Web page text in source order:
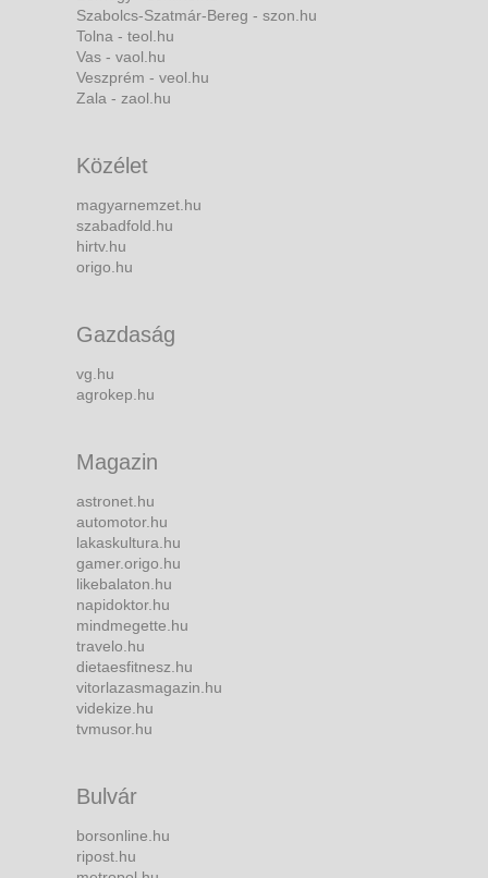
Szabolcs-Szatmár-Bereg - szon.hu
Tolna - teol.hu
Vas - vaol.hu
Veszprém - veol.hu
Zala - zaol.hu
Közélet
magyarnemzet.hu
szabadfold.hu
hirtv.hu
origo.hu
Gazdaság
vg.hu
agrokep.hu
Magazin
astronet.hu
automotor.hu
lakaskultura.hu
gamer.origo.hu
likebalaton.hu
napidoktor.hu
mindmegette.hu
travelo.hu
dietaesfitnesz.hu
vitorlazasmagazin.hu
videkize.hu
tvmusor.hu
Bulvár
borsonline.hu
ripost.hu